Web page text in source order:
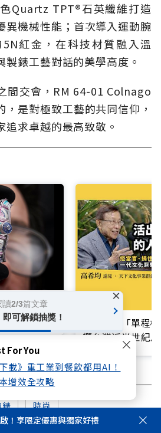
For You
載》重工業到餐飲都用AI！
增效全攻略
Quartz TPT®石英纖維打造
異機械性能；首次導入運動腕
紅金，在科技材質融入溫
製錶工藝對話的美學高度。
間交會，RM 64-01 Colnago
，是對極致工藝的共同信仰，
求卓越的最高致敬。
HJ-
時間之美
買不起的「單程
響台灣近半世紀
錶
時尚
！享限定優惠與獨家好禮
讀2/3篇文章
可解鎖抽獎！
×